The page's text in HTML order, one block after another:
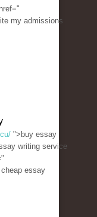
my admissions
">buy essay
writing service
essay